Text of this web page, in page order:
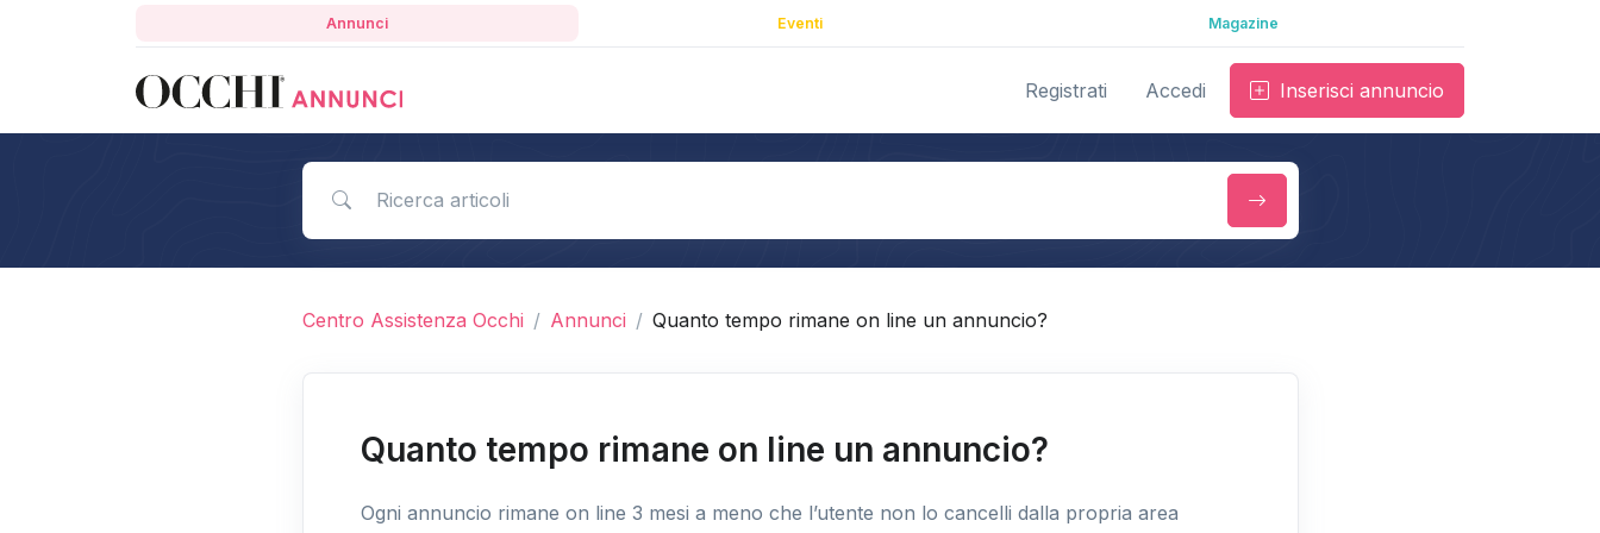
Annunci Eventi Magazine
Registrati Accedi Inserisci annuncio
Centro Assistenza Occhi Annunci Quanto tempo rimane on line un annuncio?
Quanto tempo rimane on line un annuncio?
Ogni annuncio rimane on line 3 mesi a meno che l’utente non lo cancelli dalla propria area